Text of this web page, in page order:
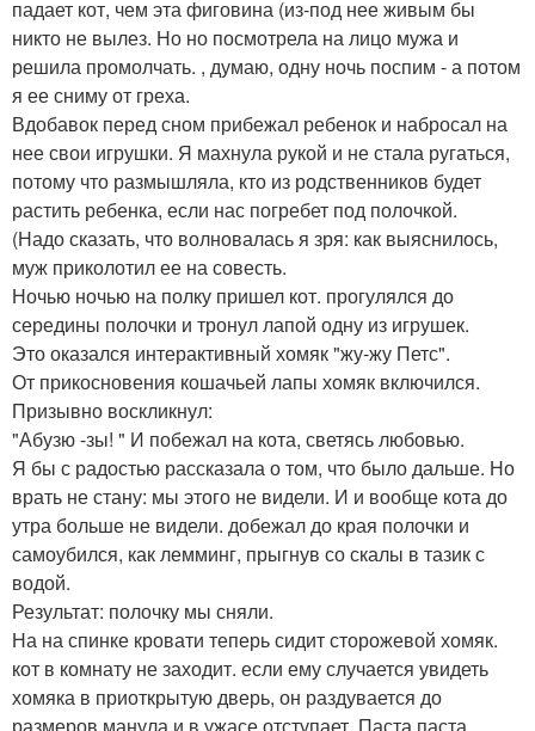
падает кот, чем эта фиговина (из-под нее живым бы
никто не вылез. Но но посмотрела на лицо мужа и
решила промолчать. , думаю, одну ночь поспим - а потом
я ее сниму от греха.
Вдобавок перед сном прибежал ребенок и набросал на
нее свои игрушки. Я махнула рукой и не стала ругаться,
потому что размышляла, кто из родственников будет
растить ребенка, если нас погребет под полочкой.
(Надо сказать, что волновалась я зря: как выяснилось,
муж приколотил ее на совесть.
Ночью ночью на полку пришел кот. прогулялся до
середины полочки и тронул лапой одну из игрушек.
Это оказался интерактивный хомяк "жу-жу Петс".
От прикосновения кошачьей лапы хомяк включился.
Призывно воскликнул:
"Абузю -зы! " И побежал на кота, светясь любовью.
Я бы с радостью рассказала о том, что было дальше. Но
врать не стану: мы этого не видели. И и вообще кота до
утра больше не видели. добежал до края полочки и
самоубился, как лемминг, прыгнув со скалы в тазик с
водой.
Результат: полочку мы сняли.
На на спинке кровати теперь сидит сторожевой хомяк.
кот в комнату не заходит. если ему случается увидеть
хомяка в приоткрытую дверь, он раздувается до